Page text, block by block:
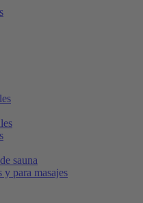
sauna
y para masajes